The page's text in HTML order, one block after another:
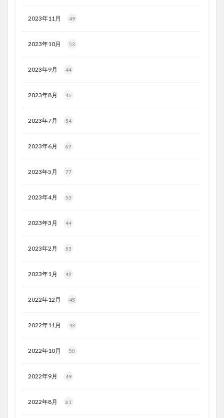
2023年11月 49
2023年10月 53
2023年9月 44
2023年8月 45
2023年7月 54
2023年6月 62
2023年5月 77
2023年4月 53
2023年3月 44
2023年2月 53
2023年1月 42
2022年12月 45
2022年11月 43
2022年10月 50
2022年9月 49
2022年8月 61